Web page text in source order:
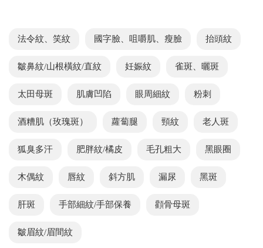
法令紋、笑紋 國字臉、咀嚼肌、瘦臉 抬頭紋
皺鼻紋/山根橫紋/直紋 妊娠紋 雀斑、曬斑
太田母斑 肌膚凹陷 眼周細紋 粉刺
酒糟肌（玫瑰斑） 蘿蔔腿 頸紋 老人斑
狐臭多汗 肥胖紋/橘皮 毛孔粗大 黑眼圈
木偶紋 唇紋 斜方肌 漏尿 黑斑
肝斑 手部細紋/手部保養 顴骨母斑
皺眉紋/眉間紋